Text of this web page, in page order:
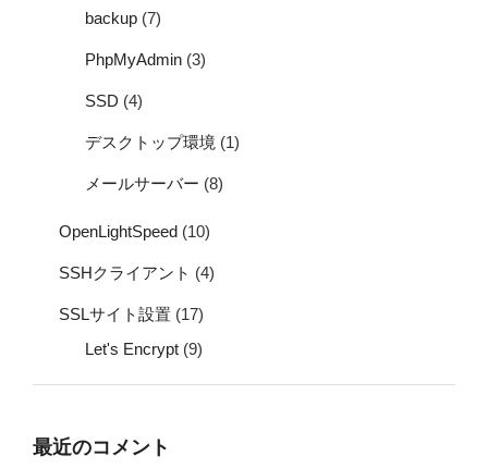
backup (7)
PhpMyAdmin (3)
SSD (4)
デスクトップ環境 (1)
メールサーバー (8)
OpenLightSpeed (10)
SSHクライアント (4)
SSLサイト設置 (17)
Let's Encrypt (9)
最近のコメント